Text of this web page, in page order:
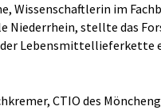
Wissenschaftlerin im
Niederrhein, stellte das
Lebensmittellieferkette
CTIO des